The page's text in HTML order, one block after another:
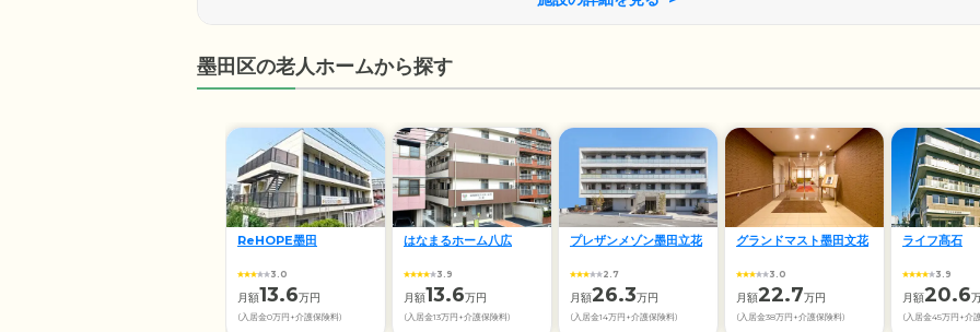
墨田区の老人ホームから探す
ReHOPE墨田
3.0
月額13.6万円
(入居金0万円+介護保険料)
はなまるホーム八広
3.9
月額13.6万円
(入居金13万円+介護保険料)
プレザンメゾン墨田立花
2.7
月額26.3万円
(入居金14万円+介護保険料)
グランドマスト墨田文花
3.0
月額22.7万円
(入居金38万円+介護保険料)
ライフ髙石
3.9
月額20.6
(入居金45万円+介